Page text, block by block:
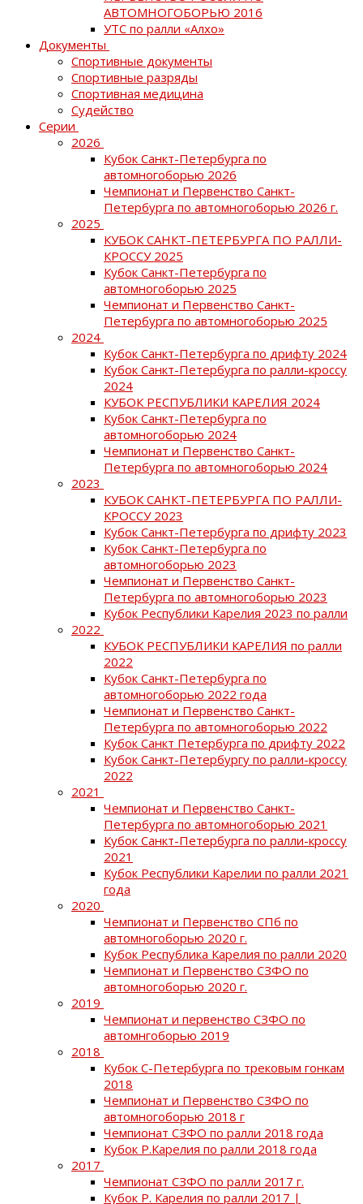
АВТОМНОГОБОРЬЮ 2016
УТС по ралли «Алхо»
Документы
Спортивные документы
Спортивные разряды
Спортивная медицина
Судейство
Серии
2026
Кубок Санкт-Петербурга по
автомногоборью 2026
Чемпионат и Первенство Санкт-
Петербурга по автомногоборью 2026 г.
2025
КУБОК САНКТ-ПЕТЕРБУРГА ПО РАЛЛИ-
КРОССУ 2025
Кубок Санкт-Петербурга по
автомногоборью 2025
Чемпионат и Первенство Санкт-
Петербурга по автомногоборью 2025
2024
Кубок Санкт-Петербурга по дрифту 2024
Кубок Санкт-Петербурга по ралли-кроссу
2024
КУБОК РЕСПУБЛИКИ КАРЕЛИЯ 2024
Кубок Санкт-Петербурга по
автомногоборью 2024
Чемпионат и Первенство Санкт-
Петербурга по автомногоборью 2024
2023
КУБОК САНКТ-ПЕТЕРБУРГА ПО РАЛЛИ-
КРОССУ 2023
Кубок Санкт-Петербурга по дрифту 2023
Кубок Санкт-Петербурга по
автомногоборью 2023
Чемпионат и Первенство Санкт-
Петербурга по автомногоборью 2023
Кубок Республики Карелия 2023 по ралли
2022
КУБОК РЕСПУБЛИКИ КАРЕЛИЯ по ралли
2022
Кубок Санкт-Петербурга по
автомногоборью 2022 года
Чемпионат и Первенство Санкт-
Петербурга по автомногоборью 2022
Кубок Санкт Петербурга по дрифту 2022
Кубок Санкт-Петербургу по ралли-кроссу
2022
2021
Чемпионат и Первенство Санкт-
Петербурга по автомногоборью 2021
Кубок Санкт-Петербурга по ралли-кроссу
2021
Кубок Республики Карелии по ралли 2021
года
2020
Чемпионат и Первенство СПб по
автомногоборью 2020 г.
Кубок Республика Карелия по ралли 2020
Чемпионат и Первенство СЗФО по
автомногоборью 2020 г.
2019
Чемпионат и первенство СЗФО по
автомнгоборью 2019
2018
Кубок С-Петербурга по трековым гонкам
2018
Чемпионат и Первенство СЗФО по
автомногоборью 2018 г
Чемпионат СЗФО по ралли 2018 года
Кубок Р.Карелия по ралли 2018 года
2017
Чемпионат СЗФО по ралли 2017 г.
Кубок Р. Карелия по ралли 2017 |